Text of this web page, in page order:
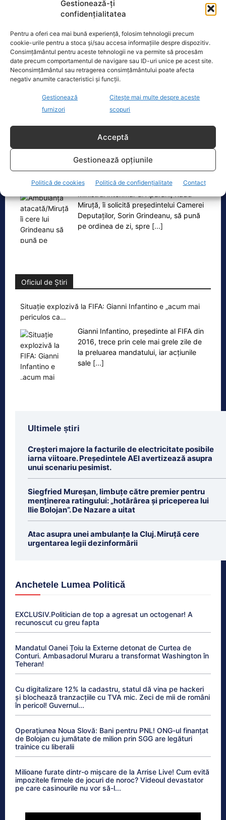
Gestionează-ți
confidențialitatea
Pentru a oferi cea mai bună experiență, folosim tehnologii precum
cookie-urile pentru a stoca și/sau accesa informațiile despre dispozitiv.
Consimțământul pentru aceste tehnologii ne va permite să procesăm
date precum comportamentul de navigare sau ID-uri unice pe acest site.
Neconsimțământul sau retragerea consimțământului poate afecta
negativ anumite caracteristici și funcții.
Gestionează
furnizori
Citește mai multe despre aceste
scopuri
Acceptă
Gestionează opțiunile
Politică de cookies Politică de confidențialitate Contact
Realitatea
Dronă doborâtă de un avion F‑16 în zona
Padina Buzău -…
O dronă a fost doborâtă vineri dimineață de un avion
județul[...]
Ambulanță atacată/Miruță îi cere lui
Grindeanu să pună pe ordinea de…
Miruță, îi solicită președintelui Camerei
Deputaților, Sorin Grindeanu, să pună
pe ordinea de zi, spre [...]
Oficiul de Știri
Situație explozivă la FIFA: Gianni Infantino e „acum mai
periculos ca…
Gianni Infantino, președinte al FIFA din
2016, trece prin cele mai grele zile de
la preluarea mandatului, iar acțiunile
sale [...]
Ultimele știri
Creșteri majore la facturile de electricitate posibile
iarna viitoare. Președintele AEI avertizează asupra
unui scenariu pesimist.
Siegfried Mureșan, limbuțe către premier pentru
menținerea ratingului: „hotărârea și priceperea lui
Ilie Bolojan”. De Nazare a uitat
Atac asupra unei ambulanțe la Cluj. Miruță cere
urgentarea legii dezinformării
Anchetele Lumea Politică
EXCLUSIV.Politician de top a agresat un octogenar! A
recunoscut cu greu fapta
Mandatul Oanei Țoiu la Externe detonat de Curtea de
Conturi. Ambasadorul Muraru a transformat Washington în
Teheran!
Cu digitalizare 12% la cadastru, statul dă vina pe hackeri
și blochează tranzacțiile cu TVA mic. Zeci de mii de români
în pericol! Guvernul...
Operațiunea Noua Slovă: Bani pentru PNL! ONG-ul finanțat
de Bolojan cu jumătate de milion prin SGG are legături
trainice cu liberalii
Milioane furate dintr-o mișcare de la Arrise Live! Cum evită
impozitele firmele de jocuri de noroc? Videoul devastator
pe care casinourile nu vor să-l...